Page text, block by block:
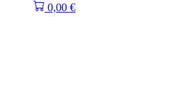
0,00 €